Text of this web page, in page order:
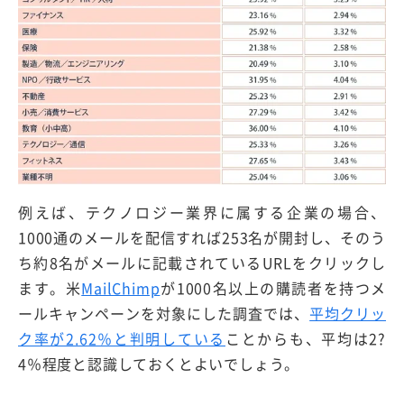
例えば、テクノロジー業界に属する企業の場合、
1000通のメールを配信すれば253名が開封し、そのう
ち約8名がメールに記載されているURLをクリックし
ます。米MailChimpが1000名以上の購読者を持つメ
ールキャンペーンを対象にした調査では、 平均クリッ
ク率が2.62％と判明している ことからも、平均は2?
4％程度と認識しておくとよいでしょう。